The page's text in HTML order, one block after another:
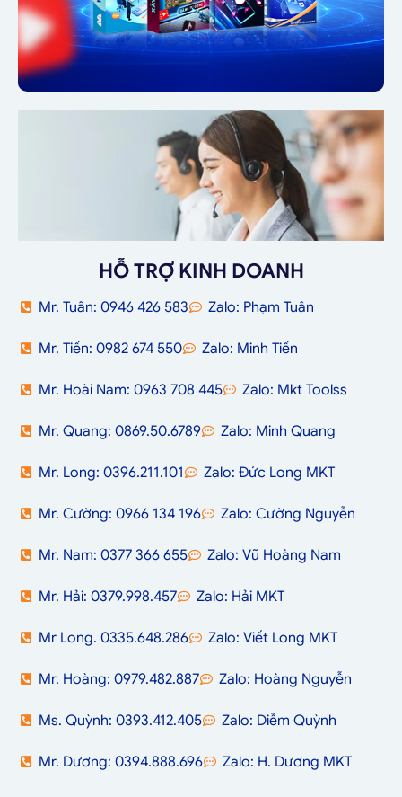
HỖ TRỢ KINH DOANH
Mr. Tuân: 0946 426 583 Zalo: Phạm Tuân
Mr. Tiến: 0982 674 550 Zalo: Minh Tiến
Mr. Hoài Nam: 0963 708 445 Zalo: Mkt Toolss
Mr. Quang: 0869.50.6789 Zalo: Minh Quang
Mr. Long: 0396.211.101 Zalo: Đức Long MKT
Mr. Cường: 0966 134 196 Zalo: Cường Nguyễn
Mr. Nam: 0377 366 655 Zalo: Vũ Hoàng Nam
Mr. Hải: 0379.998.457 Zalo: Hải MKT
Mr Long. 0335.648.286 Zalo: Viết Long MKT
Mr. Hoàng: 0979.482.887 Zalo: Hoàng Nguyễn
Ms. Quỳnh: 0393.412.405 Zalo: Diễm Quỳnh
Mr. Dương: 0394.888.696 Zalo: H. Dương MKT